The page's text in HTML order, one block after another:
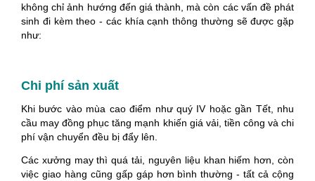
không chỉ ảnh hướng đến giá thành, mà còn các vấn đề phát
sinh đi kèm theo - các khía cạnh thông thường sẽ được gặp
như:
Chi phí sản xuất
Khi bước vào mùa cao điểm như quý IV hoặc gần Tết, nhu
cầu may đồng phục tăng mạnh khiến giá vải, tiền công và chi
phí vận chuyển đều bị đẩy lên.
Các xưởng may thì quá tải, nguyên liệu khan hiếm hơn, còn
việc giao hàng cũng gấp gáp hơn bình thường - tất cả cộng